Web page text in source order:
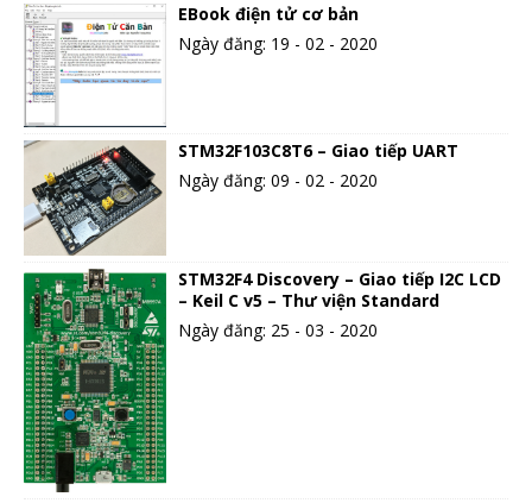
EBook điện tử cơ bản
Ngày đăng: 19 - 02 - 2020
STM32F103C8T6 – Giao tiếp UART
Ngày đăng: 09 - 02 - 2020
STM32F4 Discovery – Giao tiếp I2C LCD
– Keil C v5 – Thư viện Standard
Ngày đăng: 25 - 03 - 2020